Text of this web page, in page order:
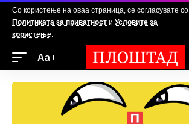
Со користење на оваа страница, се согласувате со
Политиката за приватност и Условите за
користење.
Аа